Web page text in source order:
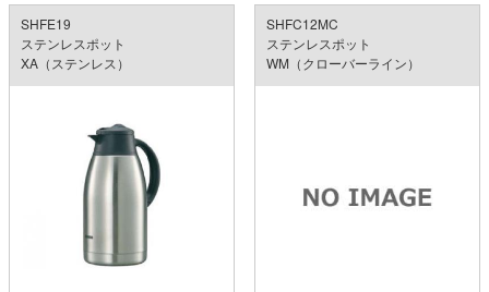
SHFE19
ステンレスポット
XA（ステンレス）
SHFC12MC
ステンレスポット
WM（クローバーライン）